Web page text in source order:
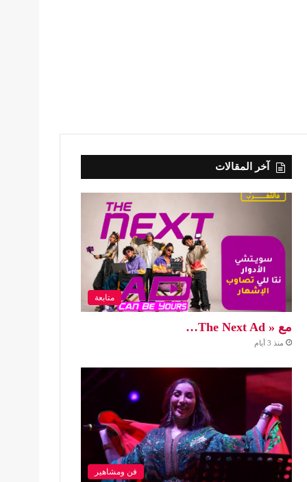
آخر المقالات
متابعة
مع « The Next Ad…
منذ 3 أيام
فن ومشاهير